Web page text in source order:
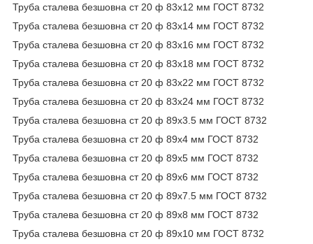
Труба сталева безшовна ст 20 ф 83х12 мм ГОСТ 8732
Труба сталева безшовна ст 20 ф 83х14 мм ГОСТ 8732
Труба сталева безшовна ст 20 ф 83х16 мм ГОСТ 8732
Труба сталева безшовна ст 20 ф 83х18 мм ГОСТ 8732
Труба сталева безшовна ст 20 ф 83х22 мм ГОСТ 8732
Труба сталева безшовна ст 20 ф 83х24 мм ГОСТ 8732
Труба сталева безшовна ст 20 ф 89х3.5 мм ГОСТ 8732
Труба сталева безшовна ст 20 ф 89х4 мм ГОСТ 8732
Труба сталева безшовна ст 20 ф 89х5 мм ГОСТ 8732
Труба сталева безшовна ст 20 ф 89х6 мм ГОСТ 8732
Труба сталева безшовна ст 20 ф 89х7.5 мм ГОСТ 8732
Труба сталева безшовна ст 20 ф 89х8 мм ГОСТ 8732
Труба сталева безшовна ст 20 ф 89х10 мм ГОСТ 8732